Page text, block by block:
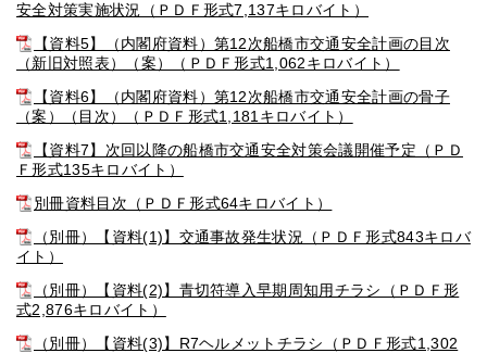
安全対策実施状況（ＰＤＦ形式7,137キロバイト）
【資料5】（内閣府資料）第12次船橋市交通安全計画の目次
（新旧対照表）（案）（ＰＤＦ形式1,062キロバイト）
【資料6】（内閣府資料）第12次船橋市交通安全計画の骨子
（案）（目次）（ＰＤＦ形式1,181キロバイト）
【資料7】次回以降の船橋市交通安全対策会議開催予定（ＰＤ
Ｆ形式135キロバイト）
別冊資料目次（ＰＤＦ形式64キロバイト）
（別冊）【資料(1)】交通事故発生状況（ＰＤＦ形式843キロバ
イト）
（別冊）【資料(2)】青切符導入早期周知用チラシ（ＰＤＦ形
式2,876キロバイト）
（別冊）【資料(3)】R7ヘルメットチラシ（ＰＤＦ形式1,302